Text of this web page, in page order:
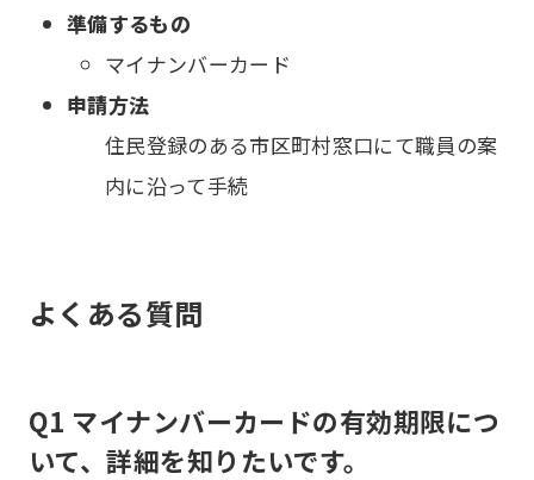
準備するもの
マイナンバーカード
申請方法
住民登録のある市区町村窓口にて職員の案
内に沿って手続
よくある質問
Q1 マイナンバーカードの有効期限につ
いて、詳細を知りたいです。